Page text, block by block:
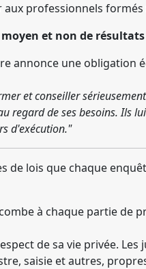
professionnels formés
et non de résultats
annonce une obligation
et conseiller
de ses besoins. Ils
d'exécution."
de lois que chaque
à chaque partie de
de sa vie privée.
saisie et autres,